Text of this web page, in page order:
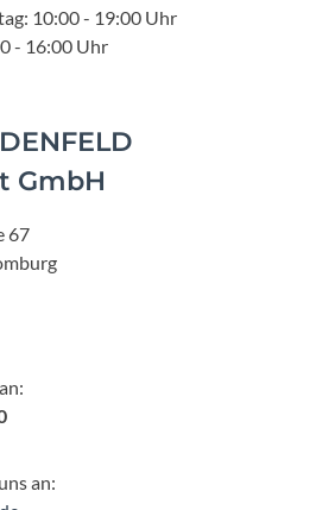
10:00 - 19:00 Uhr
- 16:00 Uhr
GmbH
67
an: